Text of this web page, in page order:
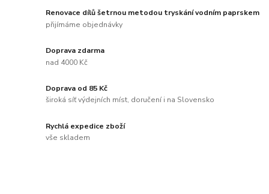
Renovace dílů šetrnou metodou tryskání vodním paprskem
přijímáme objednávky
Doprava zdarma
nad 4000 Kč
Doprava od 85 Kč
široká síť výdejních míst, doručení i na Slovensko
Rychlá expedice zboží
vše skladem